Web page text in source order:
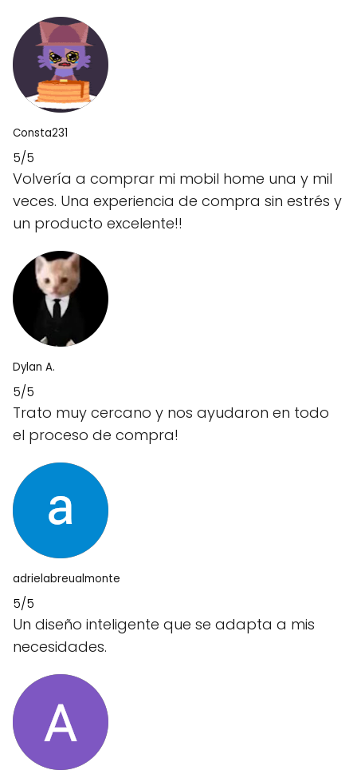
Consta231
5/5
Volvería a comprar mi mobil home una y mil
veces. Una experiencia de compra sin estrés y
un producto excelente!!
Dylan A.
5/5
Trato muy cercano y nos ayudaron en todo
el proceso de compra!
adrielabreualmonte
5/5
Un diseño inteligente que se adapta a mis
necesidades.